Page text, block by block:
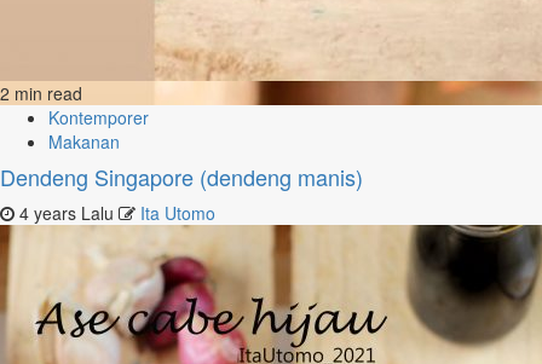
2 min read
Kontemporer
Makanan
Dendeng Singapore (dendeng manis)
4 years Lalu Ita Utomo